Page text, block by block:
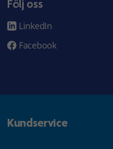
Följ oss
LinkedIn
Facebook
Kundservice